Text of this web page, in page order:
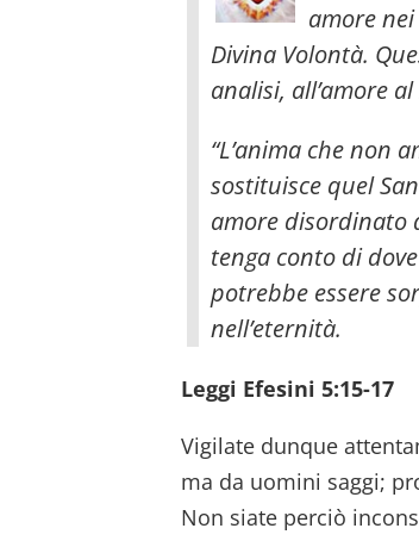
amore
Divina Volontà.
analisi, all’amore al
“L’anima che non
sostituisce quel
amore disordinato
tenga conto di
potrebbe essere
nell’eternità.
Leggi Efesini 5:15-17
Vigilate dunque
ma da uomini saggi;
Non siate perciò